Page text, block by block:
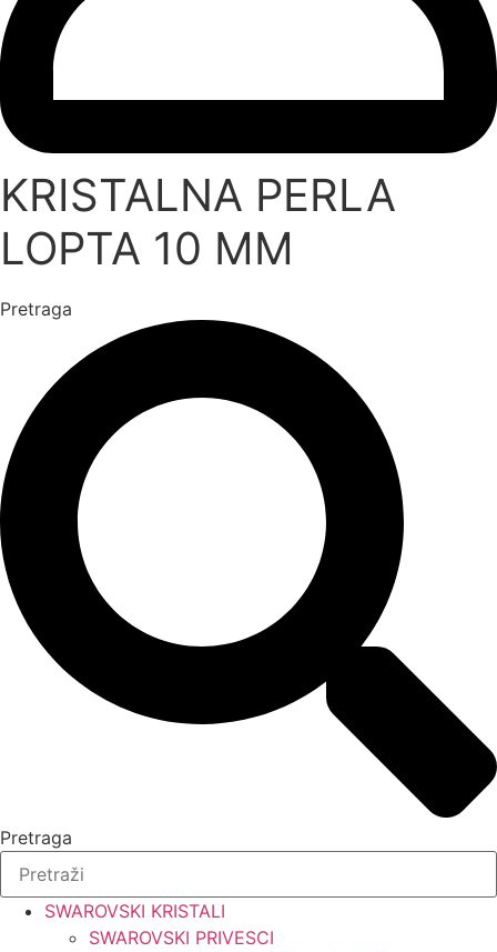
KRISTALNA PERLA
LOPTA 10 MM
Pretraga
Pretraga
SWAROVSKI KRISTALI
SWAROVSKI PRIVESCI